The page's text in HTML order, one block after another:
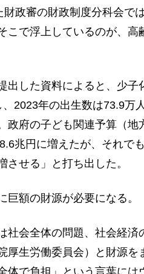
財政審の財政制度分科会で
こで浮上しているのが、高
した資料によると、少子
2023年の出生数は73.9万
政府の子ども関連予算（
兆円に増えたが、それで
させる」と打ち出した。
額の財源が必要になる。
会全体の問題、社会経済
厚生労働委員会）と財源